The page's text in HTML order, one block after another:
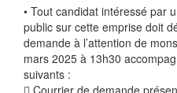
• Tout candidat intéressé par
public sur cette emprise doit
demande à l’attention de
mars 2025 à 13h30
suivants :
 Courrier de demande